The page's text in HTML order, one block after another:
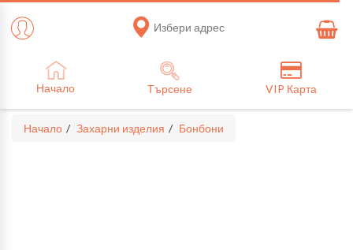
Избери адрес
Начало Търсене VIP Карта
Начало Захарни изделия Бонбони